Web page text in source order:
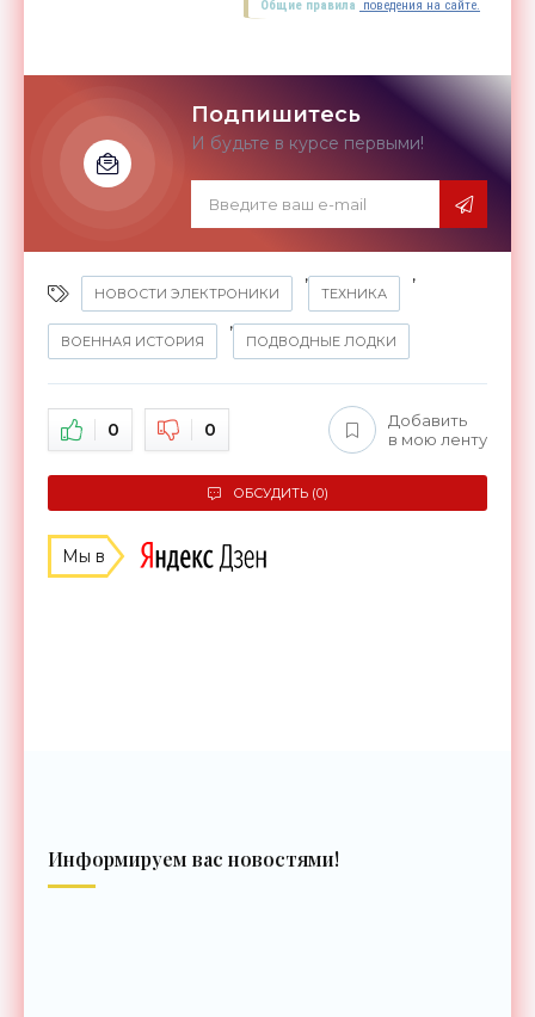
Общие правила поведения на сайте.
Подпишитесь
И будьте в курсе первыми!
НОВОСТИ ЭЛЕКТРОНИКИ
,
ТЕХНИКА
,
ВОЕННАЯ ИСТОРИЯ
,
ПОДВОДНЫЕ ЛОДКИ
0 0
Добавить
в мою ленту
ОБСУДИТЬ (0)
Мы в
Информируем вас новостями!